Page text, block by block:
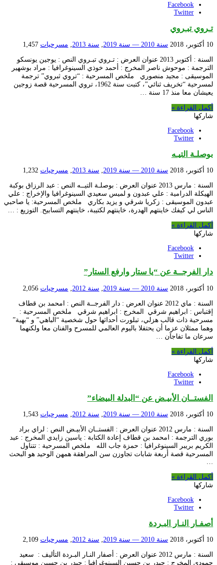
Facebook
Twitter
تـروي تبـروي
10 أكتوبر، 2018 سنة 2010 — سنة 2019 , سنة 2013 , مسرحيات 1,457
السنة : أكتوبر 2013 عنوان العرض : تـروي تبـروي النص : يوجين يونسكو
الترجمة : موحوش ناصر المخرج : أحمد خوذي السينوغرافيا : مراد بوشهير
الموسيقى : مجيد منصوري ملخص المسرحية : “تروي ثبروي” ترجمة
لمسرحية “تخريف ثنائي”، كتبت سنة 1962، تروي المسرحية قصة زوجين
يعيشان معا منذ 17 سنة …
أكمل القراءة »
شاركها
Facebook
Twitter
بوصلـة التيـه
10 أكتوبر، 2018 سنة 2010 — سنة 2019 , سنة 2013 , مسرحيات 1,232
السنة : مارس 2013 عنوان العرض : بوصلـة التيــه النص : عبد الرزاق بوكبة
الهيكلة الدرامية : علي عبدون و لميس سعيدي السينوغرافيا والإخراج : علي
عبدون الموسيقى : زكريا شرقي و يزيد بكاري ملخص المسرحية: يا صاحبي
الناس لي كيفك خاينتهم الهدرة، خاينتهم لكتيبة، خاينتهم التسابيح. التوزيع : …
أكمل القراءة »
شاركها
Facebook
Twitter
دار الفرجــة عن “يا ستار وارفع الستار”
10 أكتوبر، 2018 سنة 2010 — سنة 2019 سنة 2012 مسرحيات 2,056
السنة : ماي 2012 عنوان العرض : دار الفرجــة النص : امحمد بن قطاف
إقتباس : ابراهيم شرقي المخرج : ابراهيم شرقي ملخص المسرحية :
مسرحية ذات قالب هزلي، تبلورت أحداثها حول شخصية “الباهي” و “بهية”
وهما ممثلان عزما أن يحتفلا باليوم العالمي للمسرح والفنان معا ولكنهما
سرعان ما تفاجآن …
أكمل القراءة »
شاركها
Facebook
Twitter
الفستــان الأبيـض عن “البدلة البيضاء”
10 أكتوبر، 2018 سنة 2010 — سنة 2019 سنة 2012 مسرحيات 1,543
السنة : مارس 2012 عنوان العرض : الفستــان الأبيـض النص : لراي براد
بوري الترجمة : امحمد بن قطاف إعادة الكتابة : ياسين زايدي المخرج : عبد
الكريم بريبر السينوغرافيا : حمزة جاب الله ملخص المسرحية : تتناول
المسرحية قصة أربعة شابات تجاوزن سن المراهقة همهن الوحيد هو البحث
أكمل القراءة »
شاركها
Facebook
Twitter
أصفـار النـار البـردة
10 أكتوبر، 2018 سنة 2010 — سنة 2019 سنة 2012 مسرحيات 2,109
السنة : مارس 2012 عنوان العرض : أصفار النـار البـردة التأليف : سعيد
حمودي المخرج : حيدر بن حسين السينوغرافيا : حيدر بن حسين موسيقى :